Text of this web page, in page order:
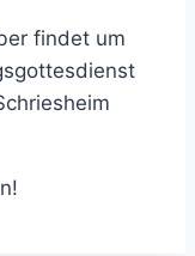
findet um